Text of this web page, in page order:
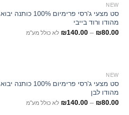
NEW
סט מצעי ג'רסי פרימיום 100% כותנה יבוא
מהודו ורוד בייבי
₪80.00
–
₪140.00 לא כולל מע"מ
NEW
סט מצעי ג'רסי פרימיום 100% כותנה יבוא
מהודו לבן
₪80.00
–
₪140.00 לא כולל מע"מ